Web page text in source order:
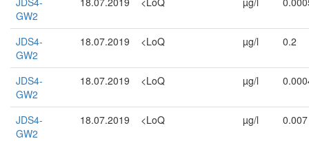
GW2
JDS4-
GW2
18.07.2019 <LoQ µg/l 0.2
JDS4-
GW2
18.07.2019 <LoQ µg/l
JDS4-
GW2
18.07.2019 <LoQ µg/l 0.007